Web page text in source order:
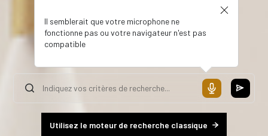
Il semblerait que votre microphone ne
fonctionne pas ou votre navigateur n'est pas
compatible
Utilisez le moteur de recherche classique